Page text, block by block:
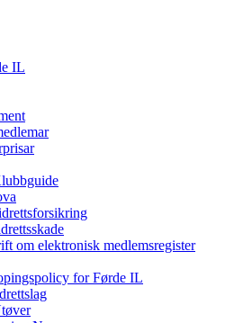
IL
om elektronisk medlemsregister
for Førde IL